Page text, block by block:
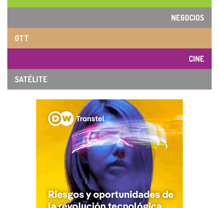
NEGOCIOS
OTT
CINE
SATÉLITE